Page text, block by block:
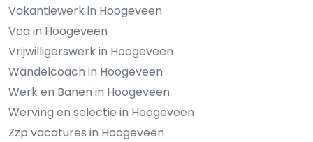
Vakantiewerk in Hoogeveen
Vca in Hoogeveen
Vrijwilligerswerk in Hoogeveen
Wandelcoach in Hoogeveen
Werk en Banen in Hoogeveen
Werving en selectie in Hoogeveen
Zzp vacatures in Hoogeveen